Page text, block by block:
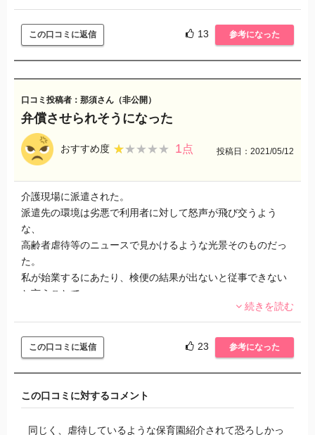
この口コミに返信 13 参考になった
口コミ投稿者：那須さん（非公開）
弁償させられそうになった
おすすめ度 ★★★★★
★★★★★ 1点 投稿日：2021/05/12
介護現場に派遣された。
派遣先の環境は劣悪で利用者に対して怒声が飛び交うよう
な、
高齢者虐待等のニュースで見かけるような光景そのものだっ
た。
私が始業するにあたり、検便の結果が出ないと従事できない
と言うことで、
15年前の日付のラベルが貼ってある掃除機で清掃をしておけ
と言われ、その通りにしたら、プラグが加熱し破損。
施設長に呼び出され帰ってくれと言われ初日でクビに。
ウィルオブワークからは壊した掃除機の購入代金を弁償して
欲しいと言われたが、義務がないので拒否。
あれから介護業界を離れて別の業界で正規労働しているが、
度々仕事をしてくれと電話がかかって来て困る。
続きを読む
この口コミに返信 23 参考になった
この口コミに対するコメント
同じく、虐待しているような保育園紹介されて恐ろしかっ